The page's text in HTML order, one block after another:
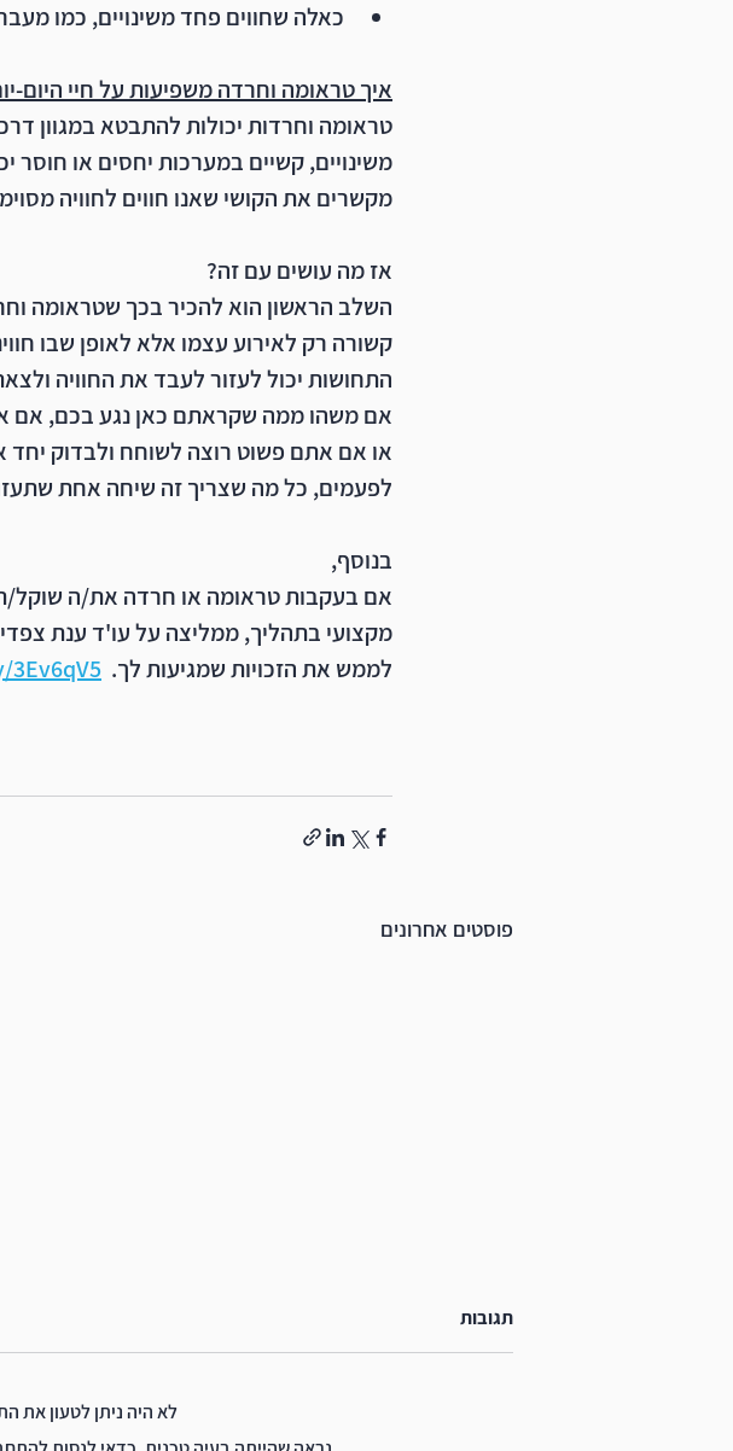
כאלה שחווים פחד משינויים, כמו
איך טראומה וחרדה משפיעות על חיי היום-
טראומה וחרדות יכולות להתבטא במגוון
משינויים, קשיים במערכות יחסים או
מקשרים את הקושי שאנו חווים לחוויה
אז מה עושים עם זה?
השלב הראשון הוא להכיר בכך שטראומה
קשורה רק לאירוע עצמו אלא לאופן שבו
התחושות יכול לעזור לעבד את החוויה
אם משהו ממה שקראתם כאן נגע בכם, אם
או אם אתם פשוט רוצה לשוחח ולבדוק יחד
לפעמים, כל מה שצריך זה שיחה אחת
בנוסף,
אם בעקבות טראומה או חרדה את/ה שוקל/ת
מקצועי בתהליך, ממליצה על עו'ד ענת
לממש את הזכויות שמגיעות לך.
פוסטים אחרונים
תגובות
לא היה ניתן לטעון את